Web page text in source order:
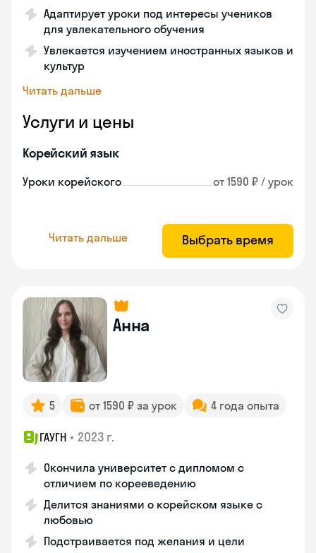
Адаптирует уроки под интересы учеников
для увлекательного обучения
Увлекается изучением иностранных языков и
культур
Читать дальше
Услуги и цены
Корейский язык
Уроки корейского от 1590 ₽ / урок
Читать дальше Выбрать время
Анна
5 от 1590 ₽ за урок 4 года опыта
ГАУГН • 2023 г.
Окончила университет с дипломом с
отличием по корееведению
Делится знаниями о корейском языке с
любовью
Подстраивается под желания и цели